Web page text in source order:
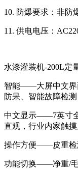
10. 防爆要求：非防
11. 供电电压：
水漆灌装机-200L定
智能——大屏中文界
防呆、智能故障检测
中文显示——7英寸
直观，行业内家触摸
操作方便——皮重检
功能切换——净重/毛